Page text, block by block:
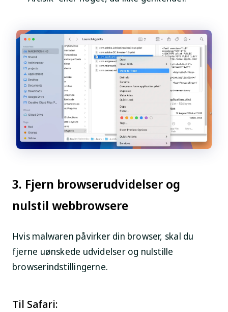
3. Fjern browserudvidelser og
nulstil webbrowsere
Hvis malwaren påvirker din browser, skal du
fjerne uønskede udvidelser og nulstille
browserindstillingerne.
Til Safari: